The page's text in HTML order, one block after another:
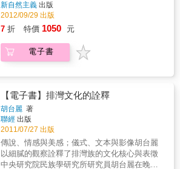
新自然主義 出版
2012/09/29 出版
7 折 特價 1050 元
電子書
【電子書】排灣文化的詮釋
胡台麗 著
聯經 出版
2011/07/27 出版
傳說、情感與美感；儀式、文本與影像胡台麗
以細膩的觀察詮釋了排灣族的文化核心與表徵
中央研究院民族學研究所研究員胡台麗在晚近